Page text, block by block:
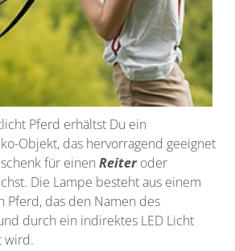
Pferd erhältst Du ein
Objekt, das hervorragend geeignet
für einen Reiter oder
Die Lampe besteht aus einem
Pferd, das den Namen des
durch ein indirektes LED Licht
wird.